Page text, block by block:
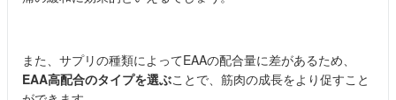
また、サプリの種類によってEAAの配合量に差があるため、
EAA高配合のタイプを選ぶことで、筋肉の成長をより促すこと